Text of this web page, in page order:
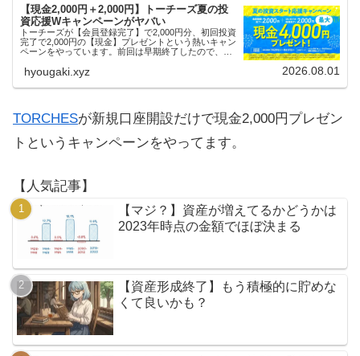
【現金2,000円＋2,000円】トーチーズ夏の投
資応援Wキャンペーンがヤバい
トーチーズが【会員登録完了】で2,000円分、初回投資
完了で2,000円の【現金】プレゼントという熱いキャン
ペーンをやっています。前回は早期終了したので、使
hyougaki.xyz 2026.08.01
TORCHESが新規口座開設だけで現金2,000円プレゼン
トというキャンペーンをやってます。
【人気記事】
【マジ？】資産が増えてるかどうかは
2023年時点の金額でほぼ決まる
【資産形成終了】もう積極的に貯めな
くて良いかも？